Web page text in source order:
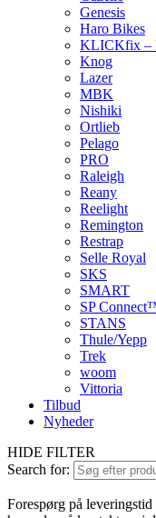
Genesis
Haro Bikes
KLICKfix –
Knog
Lazer
MBK
Nishiki
Ortlieb
Pelago
PRO
Raleigh
Reany
Reelight
Remington
Restrap
Selle Royal
SKS
SMART
SP
STANS
Thule/Yepp
Trek
woom
Vittoria
Tilbud
Nyheder
HIDE FILTER
Search for:
Forespørg på leveringstid